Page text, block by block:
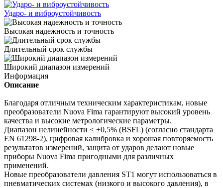
Ударо- и виброустойчивость
Высокая надежность и точность
Длительный срок службы
Широкий диапазон измерений
Информация
Описание
Благодаря отличным техническим характеристикам, новые
преобразователи Nuova Fima гарантируют высокий уровень
качества и высокие метрологические параметры.
Диапазон нелинейности ≤ ±0,5% (BSFL) (согласно стандарта
EN 61298-2), цифровая калибровка и хорошая повторяемость
результатов измерений, защита от ударов делают новые
приборы Nuova Fima пригодными для различных
применений.
Новые преобразователи давления ST1 могут использоваться в
пневматических системах (низкого и высокого давления), в